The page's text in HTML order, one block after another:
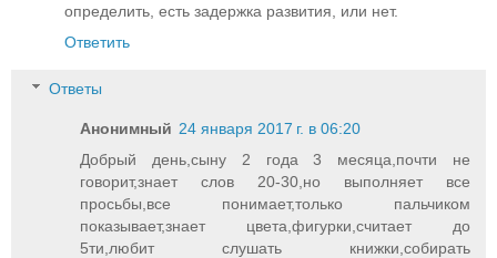
определить, есть задержка развития, или нет.
Ответить
Ответы
Анонимный 24 января 2017 г. в 06:20
Добрый день,сыну 2 года 3 месяца,почти не
говорит,знает слов 20-30,но выполняет все
просьбы,все понимает,только пальчиком
показывает,знает цвета,фигурки,считает до
5ти,любит слушать книжки,собирать